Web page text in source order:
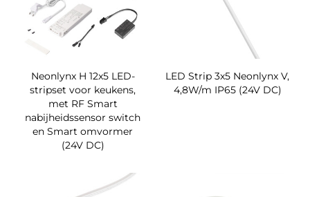
Neonlynx H 12x5 LED-
stripset voor keukens,
met RF Smart
nabijheidssensor switch
en Smart omvormer
(24V DC)
LED Strip 3x5 Neonlynx V,
4,8W/m IP65 (24V DC)